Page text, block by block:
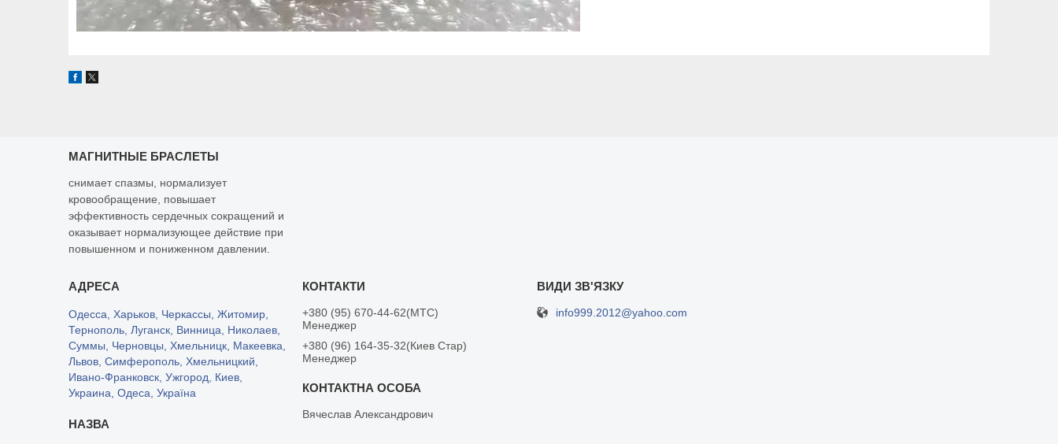
МАГНИТНЫЕ БРАСЛЕТЫ
снимает спазмы, нормализует
кровообращение, повышает
эффективность сердечных сокращений и
оказывает нормализующее действие при
повышенном и пониженном давлении.
Одесса, Харьков, Черкассы, Житомир,
Тернополь, Луганск, Винница, Николаев,
Суммы, Черновцы, Хмельницк, Макеевка,
Львов, Симферополь, Хмельницкий,
Ивано-Франковск, Ужгород, Киев,
Украина, Одеса, Україна
+380 (95) 670-44-62 МТС
Менеджер
+380 (96) 164-35-32 Киев Стар
Менеджер
Вячеслав Александрович
info999.2012@yahoo.com